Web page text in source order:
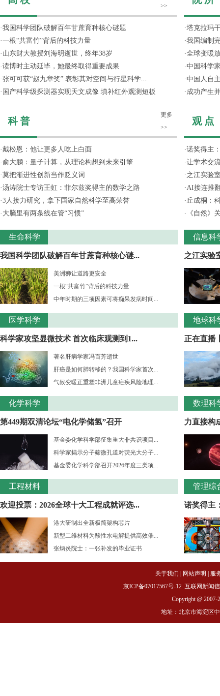
>>
·我国科学团队破解百年甘蔗育种核心谜题
·一根“共富竹”背后的科技力量
· 山东财大教授刘海明逝世，终年38岁
·读博时主动延毕，她最终取得重要成果
·张可可获“赵九章奖” 表彰其对空间与行星科学...
· 国产科学级探测器实现天文成像 填补红外观测短板
科 普
更多
>>
·戴松恩：他让更多人吃上白面
·俞大鹏：量子计算，从理论构想到未来引擎
·莫把渐进性创新当作贬义词
·汤涛院士专访王虹：菲尔兹奖得主的数学之路
·3人接力研究，拿下国家自然科学至高荣誉
· 大脑里有两条线在管“习惯”
生命科学
我国科学团队破解百年甘蔗育种核心谜...
美洲狮让道路更安全
一根“共富竹”背后的科技力量
中年时期的三项因素可将痴呆发病时间...
医学科学
科学家攻坚显微技术 首次临床观测到1...
著名肝病学家冯百芳逝世
肝癌是如何肺转移的？我国科学家首次...
气候变暖正重塑非洲儿童疟疾风险地理...
化学科学
第449期双清论坛“电化学储氢”召开
基金委化学科学部征集重大非共识项目...
科学家揭示分子筛微孔道对荧光大分子...
基金委化学科学部召开2026年度三类项...
工程材料
欢迎投票：2026全球十大工程成就评选...
港大研制出全新极简架构芯片
新型二维材料为酸性水电解提供高效催...
张炳炎院士：一张补发的毕业证书
·塔克拉玛
·我国编制
·全球变暖
·中国科学
·中国人自
· 成功产生
观 点
·诺奖得主
·让学术交
· 之江实验
·AI接连推
· 丘成桐：
·
《自然》
信息科
之江实验
地球科
正在直播
数理科
力直接构
管理综
诺奖得主
关于我们 网站声明
服
京ICP备07017567号-12 互联网新闻
Copyright @ 2007-
地址：北京市海淀区